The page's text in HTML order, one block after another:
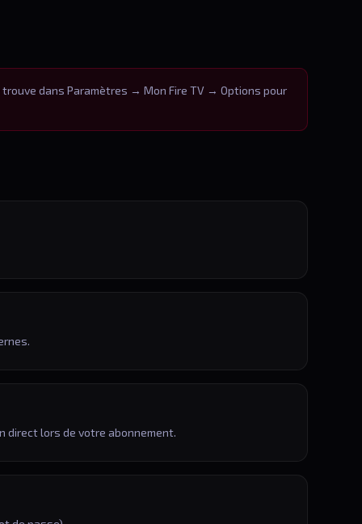
dans Paramètres → Mon Fire TV → Options pour
direct lors de votre abonnement.